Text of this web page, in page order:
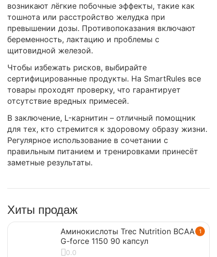
возникают лёгкие побочные эффекты, такие как
тошнота или расстройство желудка при
превышении дозы. Противопоказания включают
беременность, лактацию и проблемы с
щитовидной железой.
Чтобы избежать рисков, выбирайте
сертифицированные продукты. На SmartRules все
товары проходят проверку, что гарантирует
отсутствие вредных примесей.
В заключение, L-карнитин – отличный помощник
для тех, кто стремится к здоровому образу жизни.
Регулярное использование в сочетании с
правильным питанием и тренировками принесёт
заметные результаты.
Хиты продаж
1
Аминокислоты Trec Nutrition BCAA
G-force 1150 90 капсул
0.0